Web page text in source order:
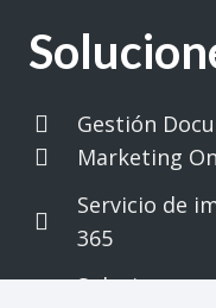
Gestión
Marketing
Servicio de
365
Soluciones